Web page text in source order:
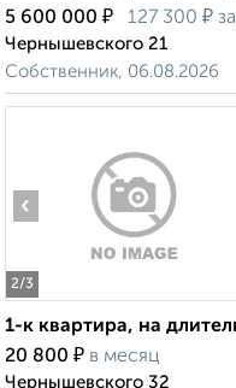
5 600 000 ₽ 127 300 ₽
Чернышевского 21
Собственник, 06.08.2026
2/3
‹
1-к квартира, на
20 800 ₽ в месяц
Чернышевского 32